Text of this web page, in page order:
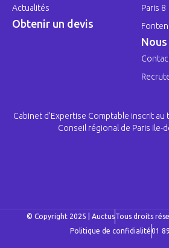
Actualités
Obtenir un devis
Paris 8
Cabinet d’Expertise Comptable inscrit au
Conseil régional de Paris Ile-
© Copyright 2025 | AuctusTous droits
Politique de confidialité01